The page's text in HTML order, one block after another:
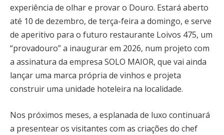
experiência de olhar e provar o Douro. Estará aberto
até 10 de dezembro, de terça-feira a domingo, e serve
de aperitivo para o futuro restaurante Loivos 475, um
“provadouro” a inaugurar em 2026, num projeto com
a assinatura da empresa SOLO MAIOR, que vai ainda
lançar uma marca própria de vinhos e projeta
construir uma unidade hoteleira na localidade.
Nos próximos meses, a esplanada de luxo continuará
a presentear os visitantes com as criações do chef